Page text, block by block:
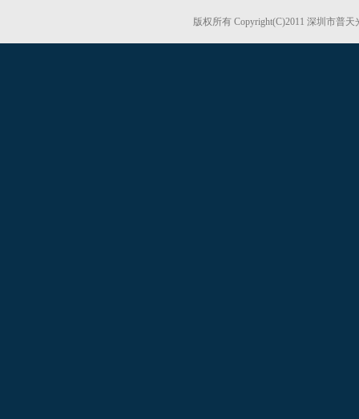
版权所有 Copyright(C)2011 深圳市普